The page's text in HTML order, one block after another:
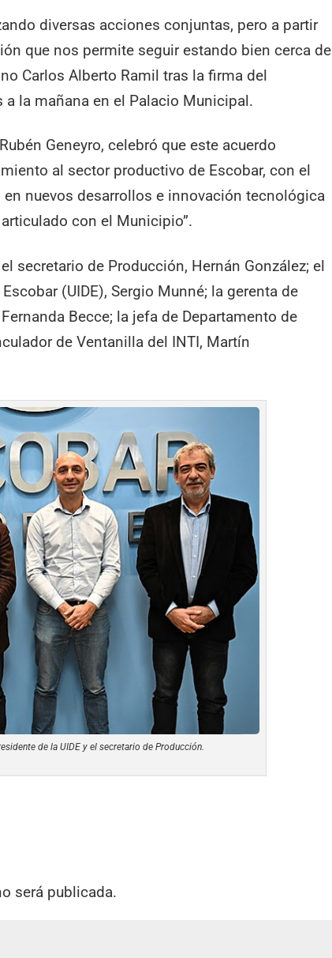
diversas acciones conjuntas, pero a partir
que nos permite seguir estando bien cerca de
Carlos Alberto Ramil tras la firma del
a la mañana en el Palacio Municipal.
Geneyro, celebró que este acuerdo
al sector productivo de Escobar, con el
nuevos desarrollos e innovación tecnológica
con el Municipio”.
secretario de Producción, Hernán González; el
(UIDE), Sergio Munné; la gerenta de
Becce; la jefa de Departamento de
de Ventanilla del INTI, Martín
de la UIDE y el secretario de Producción.
será publicada.